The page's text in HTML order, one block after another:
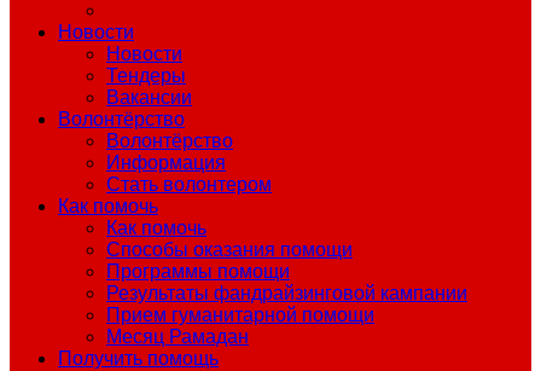
Новости
Новости
Тендеры
Вакансии
Волонтёрство
Волонтёрство
Информация
Стать волонтером
Как помочь
Как помочь
Способы оказания помощи
Программы помощи
Результаты фандрайзинговой кампании
Прием гуманитарной помощи
Месяц Рамадан
Получить помощь